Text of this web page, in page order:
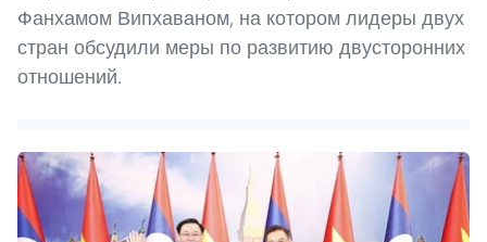
Фанхамом Випхаваном, на котором лидеры двух
стран обсудили меры по развитию двусторонних
отношений.